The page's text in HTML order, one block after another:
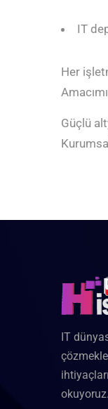
IT
Her
Güçlü
IT
okuyoruz.